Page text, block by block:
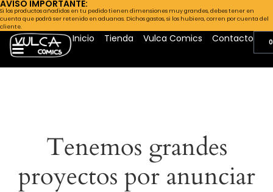
AVISO IMPORTANTE:
Si los productos añadidos en tu pedido tienen dimensiones muy grandes, debes tener en
cuenta que podrá ser retenido en aduanas. Dichos gastos, si los hubiera, corren por cuenta del
cliente.
Inicio Tienda Vulca Comics Contacto
Tenemos grandes
proyectos por anunciar